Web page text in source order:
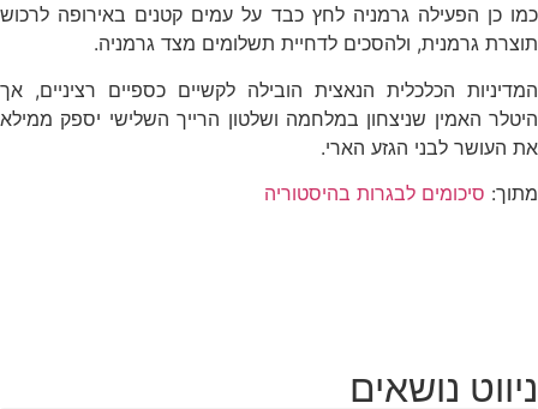
כמו כן הפעילה גרמניה לחץ כבד על עמים קטנים באירופה לרכוש
תוצרת גרמנית, ולהסכים לדחיית תשלומים מצד גרמניה.
המדיניות הכלכלית הנאצית הובילה לקשיים כספיים רציניים, אך
היטלר האמין שניצחון במלחמה ושלטון הרייך השלישי יספק ממילא
את העושר לבני הגזע הארי.
מתוך: סיכומים לבגרות בהיסטוריה
ניווט נושאים